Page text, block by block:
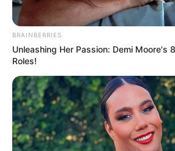
Flip This Switch: Next Month
Won't Be $245 But $14
STOPWATT
BRAINBERRIES
Unleashing Her Passion: Demi Moore's
Roles!